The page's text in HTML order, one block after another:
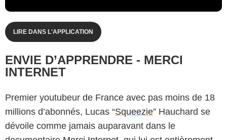
LIRE DANS L'APPLICATION
ENVIE D’APPRENDRE - MERCI
INTERNET
Premier youtubeur de France avec pas moins de 18
millions d’abonnés, Lucas “Squeezie” Hauchard se
dévoile comme jamais auparavant dans le